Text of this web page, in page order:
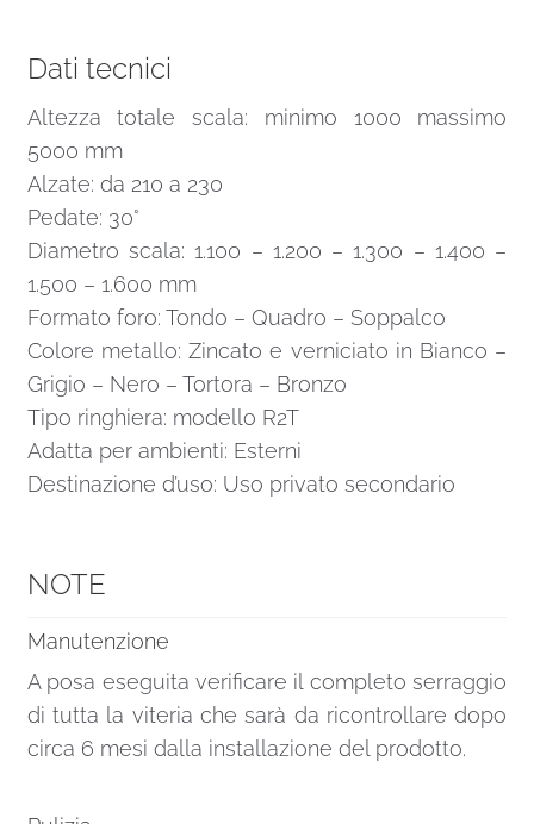
Dati tecnici
Altezza totale scala: minimo 1000 massimo
5000 mm
Alzate: da 210 a 230
Pedate: 30°
Diametro scala: 1.100 – 1.200 – 1.300 – 1.400 –
1.500 – 1.600 mm
Formato foro: Tondo – Quadro – Soppalco
Colore metallo: Zincato e verniciato in Bianco –
Grigio – Nero – Tortora – Bronzo
Tipo ringhiera: modello R2T
Adatta per ambienti: Esterni
Destinazione d’uso: Uso privato secondario
NOTE
Manutenzione
A posa eseguita verificare il completo serraggio
di tutta la viteria che sarà da ricontrollare dopo
circa 6 mesi dalla installazione del prodotto.